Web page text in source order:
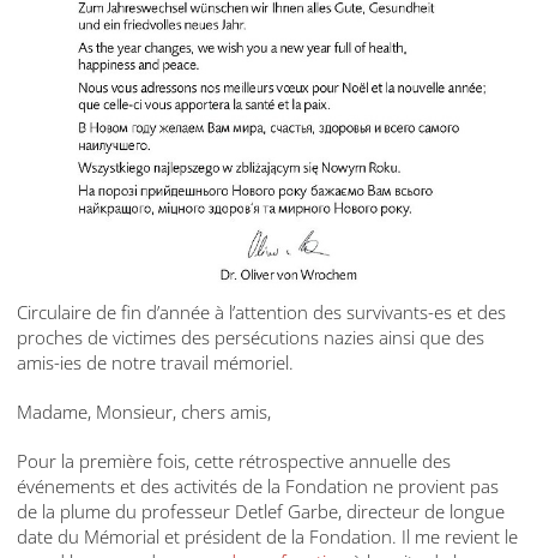
Circulaire de fin d’année à l’attention des survivants-es et des
proches de victimes des persécutions nazies ainsi que des
amis-ies de notre travail mémoriel.
Madame, Monsieur, chers amis,
Pour la première fois, cette rétrospective annuelle des
événements et des activités de la Fondation ne provient pas
de la plume du professeur Detlef Garbe, directeur de longue
date du Mémorial et président de la Fondation. Il me revient le